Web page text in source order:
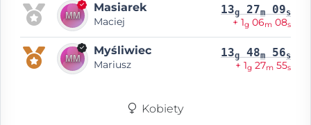
Masiarek
Maciej
13g 27m 09s
+ 1g 06m 08s
Myśliwiec
Mariusz
13g 48m 56s
+ 1g 27m 55s
Kobiety